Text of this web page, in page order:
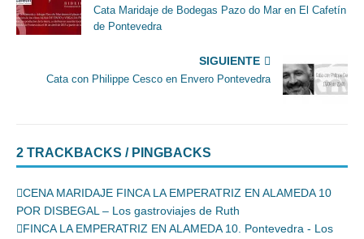
Cata Maridaje de Bodegas Pazo do Mar en El Cafetín
de Pontevedra
SIGUIENTE
Cata con Philippe Cesco en Envero Pontevedra
2 TRACKBACKS / PINGBACKS
CENA MARIDAJE FINCA LA EMPERATRIZ EN ALAMEDA 10
POR DISBEGAL – Los gastroviajes de Ruth
FINCA LA EMPERATRIZ EN ALAMEDA 10. Pontevedra - Los